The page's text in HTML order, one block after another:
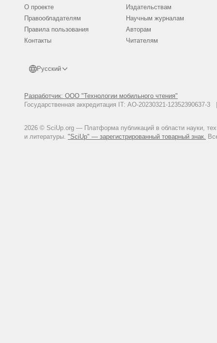
О проекте
Правообладателям
Правила пользования
Контакты
Русский
Разработчик: ООО "Технологии мобильного чтения"
Государственная аккредитация IT: АО-20230321-
2026 © SciUp.org — Платформа публикаций в области науки,
и литературы. "SciUp" — зарегистрированный товарный знак.
Издательствам
Научным журналам
Авторам
Читателям